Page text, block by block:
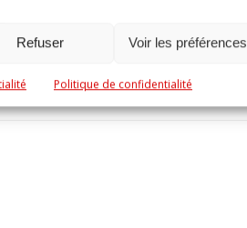
Refuser Voir les préférences
Politique de confidentialité